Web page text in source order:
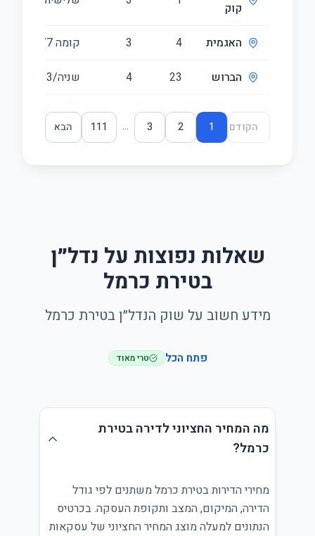
קוק
האגמית 4
3 קומה ‎7‏/9
הברוש 23
4 שניה/3
הקודם 1
2
3
...
111 הבא
שאלות נפוצות על נדל״ן
בטירת כרמל
מידע חשוב על שוק הנדל״ן בטירת כרמל
פתח הכל טרי מאוד
מה המחיר החציוני לדירה בטירת
כרמל?
מחירי הדירות בטירת כרמל משתנים לפי גודל
הדירה, המיקום, המצב ותקופת העסקה. בכרטיס
הנתונים למעלה מוצג המחיר החציוני של עסקאות